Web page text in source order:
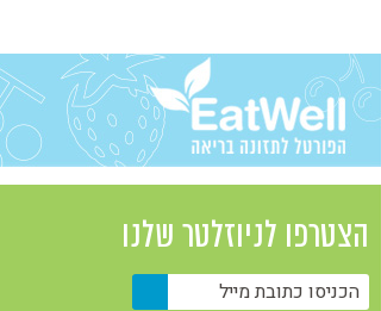
הצטרפו לניוזלטר שלנו